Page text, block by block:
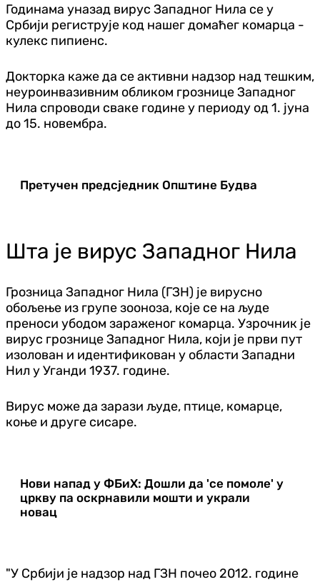
Годинама уназад вирус Западног Нила се у
Србији региструје код нашег домаћег комарца -
кулекс пипиенс.
Докторка каже да се активни надзор над тешким,
неуроинвазивним обликом грознице Западног
Нила спроводи сваке године у периоду од 1. јуна
до 15. новембра.
Претучен предсједник Општине Будва
Шта је вирус Западног Нила
Грозница Западног Нила (ГЗН) је вирусно
обољење из групе зооноза, које се на људе
преноси убодом зараженог комарца. Узрочник је
вирус грознице Западног Нила, који је први пут
изолован и идентификован у области Западни
Нил у Уганди 1937. године.
Вирус може да зарази људе, птице, комарце,
коње и друге сисаре.
Нови напад у ФБиХ: Дошли да 'се помоле' у
цркву па оскрнавили мошти и украли
новац
"У Србији је надзор над ГЗН почео 2012. године